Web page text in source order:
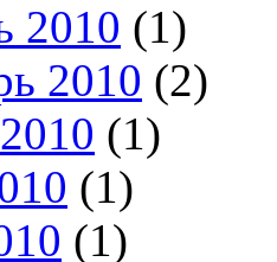
2010 (1)
2010 (2)
(1)
(1)
(1)